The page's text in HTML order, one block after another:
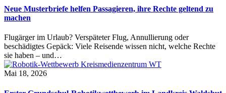
Neue Musterbriefe helfen Passagieren, ihre Rechte geltend zu
machen
Flugärger im Urlaub? Verspäteter Flug, Annullierung oder
beschädigtes Gepäck: Viele Reisende wissen nicht, welche Rechte
sie haben – und…
Mai 18, 2026